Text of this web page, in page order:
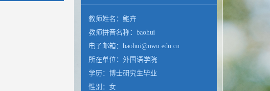
教师姓名：鲍卉
教师拼音名称：baohui
电子邮箱： baohui@nwu.edu.cn
所在单位：外国语学院
学历：博士研究生毕业
性别：女